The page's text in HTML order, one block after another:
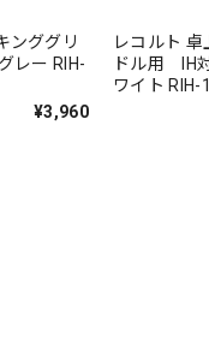
ンググリ
レー RIH-
¥3,960
レコルト 卓
ドル用 IH
ワイト RIH-